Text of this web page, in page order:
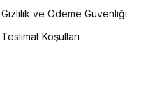
Gizlilik ve Ödeme Güvenliği
Teslimat Koşulları